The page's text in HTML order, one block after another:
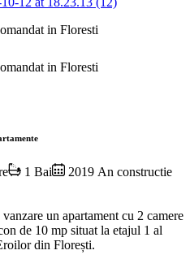
1 Bai
2019 An constructie
un apartament cu 2 camere
de 10 mp situat la etajul 1 al
din Florești.